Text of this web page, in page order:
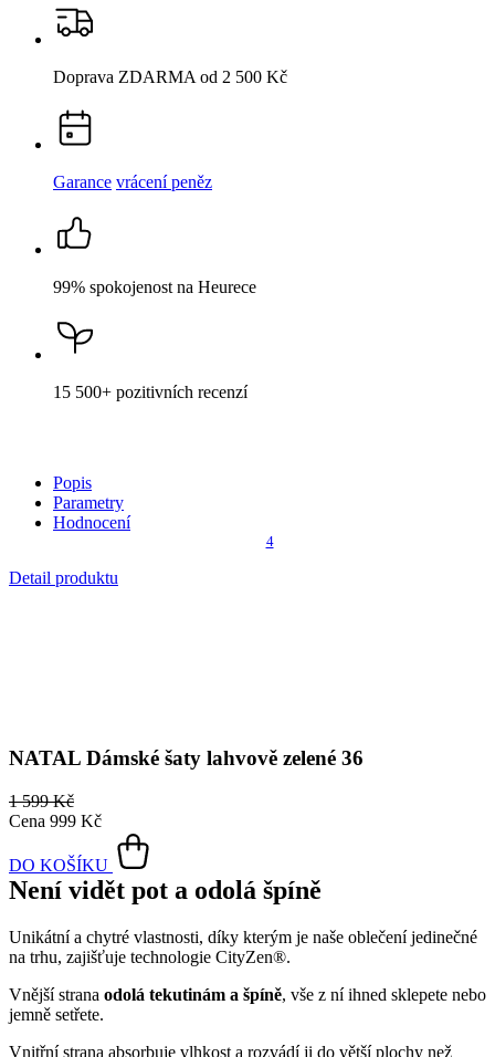
Doprava ZDARMA od 2 500 Kč
Garance vrácení peněz
99% spokojenost na Heurece
15 500+ pozitivních recenzí
Popis
Parametry
Hodnocení
4
Detail produktu
NATAL Dámské šaty lahvově zelené 36
1 599 Kč
Cena 999 Kč
DO KOŠÍKU
Není vidět pot a odolá špíně
Unikátní a chytré vlastnosti, díky kterým je naše oblečení jedinečné
na trhu, zajišťuje technologie CityZen®.
Vnější strana odolá tekutinám a špíně, vše z ní ihned sklepete nebo
jemně setřete.
Vnitřní strana absorbuje vlhkost a rozvádí ji do větší plochy než